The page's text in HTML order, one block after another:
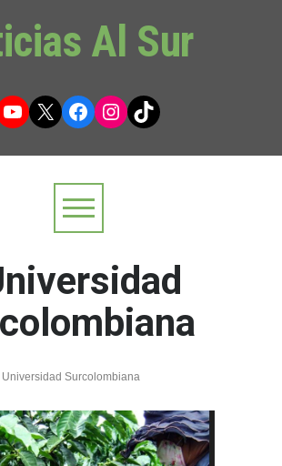
Al Sur
YouTube
X Facebook
Instagram
TikTok
Universidad Surcolombiana